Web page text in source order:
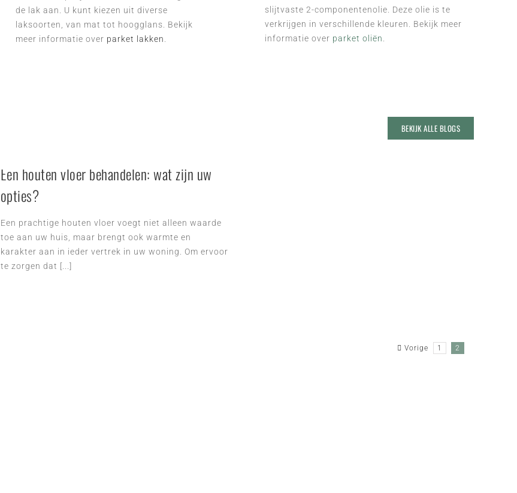
de lak aan. U kunt kiezen uit diverse
laksoorten, van mat tot hoogglans. Bekijk
meer informatie over parket lakken
slijtvaste 2-componentenolie. Deze olie is te
verkrijgen in verschillende kleuren. Bekijk meer
informatie over parket oliën
BEKIJK ALLE BLOGS
Een houten vloer behandelen: wat zijn uw
opties?
Een prachtige houten vloer voegt niet alleen waarde
toe aan uw huis, maar brengt ook warmte en
karakter aan in ieder vertrek in uw woning. Om ervoor
te zorgen dat [...]
Vorige 1 2